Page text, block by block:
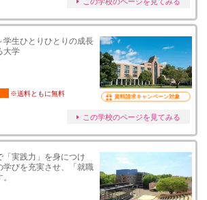
学生ひとりひとりの成長
大学
※送料ともに無料 資料請求キャンペーン対象
この学校のページを見てみる
「実践力」を身につけ
学びを充実させ、「就職